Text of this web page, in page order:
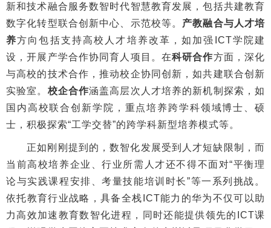
新和技术融合服务数智时代智慧教育发展，包括共建教育
数字化转型联合创新中心、示范校等。 产教融合与人才培
养方向包括支持高校人才培养改革，如加强ICT学院建
设，开展产学合作协同育人项目。在科研合作方面，深化
与高校的技术合作，推动校企协同创新，如共建联合创新
实验室。 校企合作涵盖高层次人才培养的新机制探索，如
国内高校联合创新学院，重点培养跨学科领域博士、硕
士，积极探索“工学交替”的跨学科新型培养模式等。
正如刚刚提到的，数智化发展受到人才短缺限制，而
当前高校培养企业、行业所需人才还不得不面对“平衡理
论与实践课程安排、考量技能培训时长”等一系列挑战。
依托教育行业战略，具备全栈ICT能力的华为不仅可以助
力高效加速教育数智化进程，同时还能提供领先的ICT课